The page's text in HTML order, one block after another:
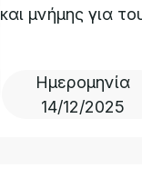
και μνήμης για
Ημερομηνία
14/12/2025